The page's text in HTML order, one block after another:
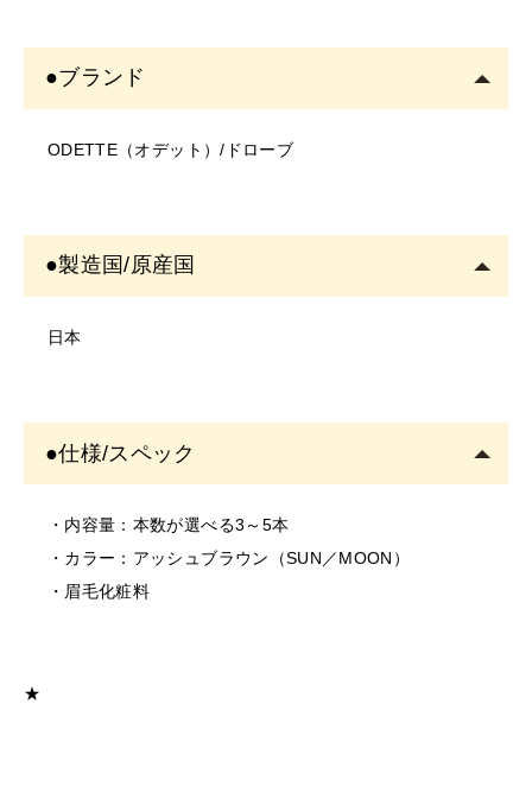
○おすすめ洗顔料はこちら：リラッシュオイルフリーフォ
ームウォッシュマイルドホイップ ▶
どで拭き取って下さい。
・細かい部分はもちろん眉の広い範囲にひと描きで色を
・下向き保管は色の出方に影響があるため、必ず避けて
下さい。
・上向き保管は短期間の保管でしたら、問題はございま
せん。
（例：サロン内で展示している時 など）
・写真のイメージと実物とは色、模様など多少異なる場
合がございます。
ー、素材、表記など)が変更する場合があります。
＜ご使用について＞
・お肌に異常があるときは使用をしないでください。
を中止し、専門医にご相談されることをおすすめしま
す。
そのまま使用を続けますと、悪化する恐れがありま
す。
＜保存/保管/期限について＞
●ブランド
ODETTE（オデット）/ドローブ
●製造国/原産国
日本
●仕様/スペック
・内容量：本数が選べる3～5本
・カラー：アッシュブラウン（SUN／MOON）
・眉毛化粧料
★